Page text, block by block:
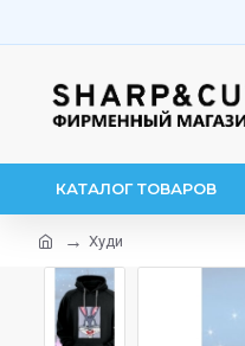
КАТАЛОГ ТОВАРОВ
Худи